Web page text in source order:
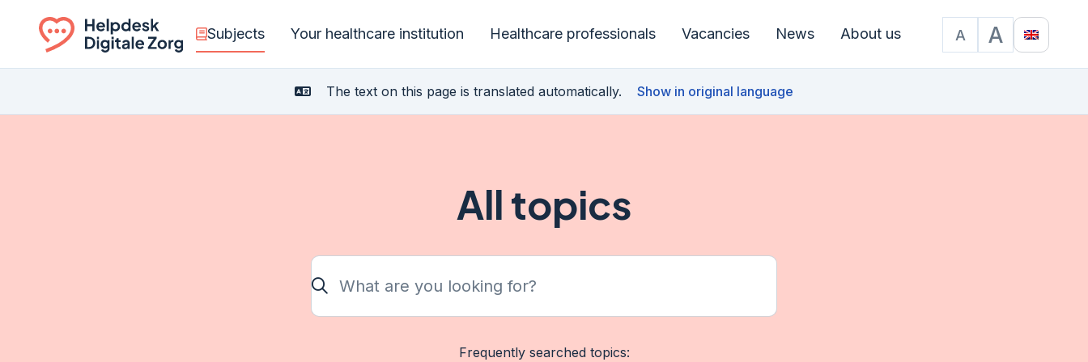
Subjects Your healthcare institution Healthcare professionals Vacancies News About us
Text size
A A
The text on this page is translated automatically. Show in original language
All topics
What are you looking for?
Frequently searched topics: